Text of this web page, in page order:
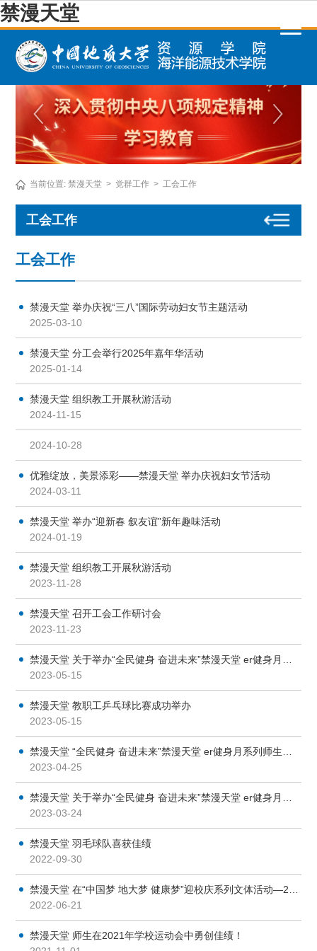
禁漫天堂
当前位置:禁漫天堂 > 党群工作 > 工会工作
工会工作
工会工作
禁漫天堂 举办庆祝“三八”国际劳动妇女节主题活动
2025-03-10
禁漫天堂 分工会举行2025年嘉年华活动
2025-01-14
禁漫天堂 组织教工开展秋游活动
2024-11-15
2024-10-28
优雅绽放，美景添彩——禁漫天堂 举办庆祝妇女节活动
2024-03-11
禁漫天堂 举办“迎新春 叙友谊”新年趣味活动
2024-01-19
禁漫天堂 组织教工开展秋游活动
2023-11-28
禁漫天堂 召开工会工作研讨会
2023-11-23
禁漫天堂 关于举办“全民健身 奋进未来”禁漫天堂 er健身月系列之师生篮球赛的通知
2023-05-15
禁漫天堂 教职工乒乓球比赛成功举办
2023-05-15
禁漫天堂 “全民健身 奋进未来”禁漫天堂 er健身月系列师生文体交流活动—师生羽毛球交流赛成功举办
2023-04-25
禁漫天堂 关于举办“全民健身 奋进未来”禁漫天堂 er健身月系列之师生羽毛球赛的通知
2023-03-24
禁漫天堂 羽毛球队喜获佳绩
2022-09-30
禁漫天堂 在“中国梦 地大梦 健康梦”迎校庆系列文体活动—2022年教工排球赛中取得佳绩！
2022-06-21
禁漫天堂 师生在2021年学校运动会中勇创佳绩！